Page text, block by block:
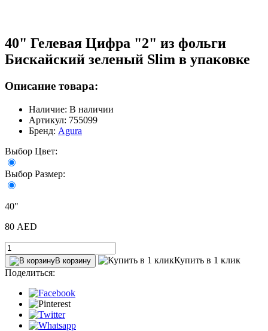
40" Гелевая Цифра "2" из фольги
Бискайский зеленый Slim в упаковке
Описание товара:
Наличие: В наличии
Артикул: 755099
Бренд: Agura
Выбор Цвет:
Выбор Размер:
40"
80 AED
В корзину
Купить в 1 клик
Поделиться: